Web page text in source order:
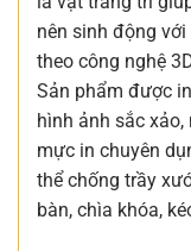
nên sinh động
theo công nghệ
Sản phẩm được
hình ảnh sắc
mực in chuyên
thể chống trầy
bàn, chìa khóa,